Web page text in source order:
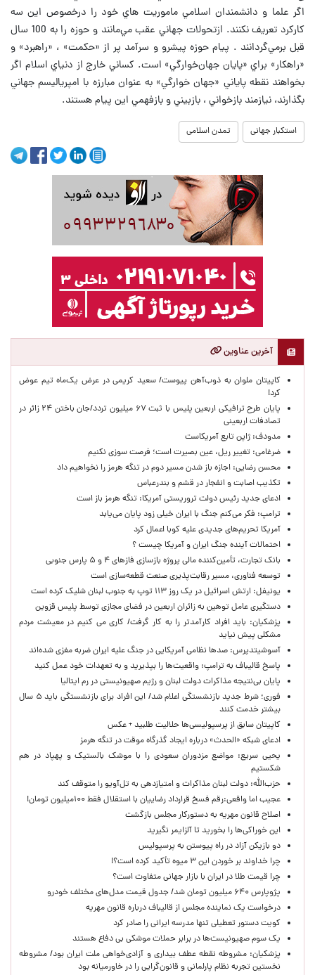
اگر علما و دانشمندان اسلامي ماموريت هاي خود را درخصوص اين سه
كاركرد تعريف نكنند. ازتحولات جهاني عقب مي‌مانند و حوزه را به 100 سال
قبل برمي‌گردانند . پيام حوزه پيشرو و سرآمد پر از «حكمت» ، «راهبرد» و
«راهكار» براي «پايان جهان‌خوارگي» است. كساني خارج از دنياي اسلام اگر
بخواهند نقطه پاياني «جهان خوارگي» به عنوان مبارزه با امپرياليسم جهاني
بگذارند، نيازمند بازخواني ، بازبيني و بازفهمي این پیام هستند.
استکبار جهانی تمدن اسلامی
آخرین عناوین
کاپیتان ملوان به ذوب‌آهن پیوست/ سعید کریمی در عرض یک‌ماه تیم عوض
کرد!
پایان طرح ترافیکی اربعین پلیس با ثبت ۶۷ میلیون تردد/جان باختن ۲۴ زائر در
تصادفات اربعینی
مدودف: ژاپن تابع آمریکاست
ضرغامی: تغییر ریل، عین بصیرت است؛ فرصت سوزی نکنیم
محسن رضایی: اجازه باز شدن مسیر دوم در تنگه هرمز را نخواهیم داد
تکذیب اصابت و انفجار در قشم و بندرعباس
ادعای جدید رئیس دولت تروریستی آمریکا: تنگه هرمز باز است
ترامپ: فکر می‌کنم جنگ با ایران خیلی زود پایان می‌یابد
آمریکا تحریم‌های جدیدی علیه کوبا اعمال کرد
احتمالات آینده جنگ ایران و آمریکا چیست ؟
بانک تجارت، تأمین‌کننده مالی پروژه بازسازی فازهای ۴ و ۵ پارس جنوبی
توسعه فناوری، مسیر رقابت‌پذیری صنعت قطعه‌سازی است
یونیفل: ارتش اسرائیل در یک روز ۱۱۳ توپ به جنوب لبنان شلیک کرده است
دستگیری عامل توهین به زائران اربعین در فضای مجازی توسط پلیس قزوین
پزشکیان: باید افراد کارآمدتر را به کار گرفت/ کاری می کنیم در معیشت مردم
مشکلی پیش نیاید
آسوشیتدپرس: صدها نظامی آمریکایی در جنگ علیه ایران ضربه مغزی شده‌اند
پاسخ قالیباف به ترامپ: واقعیت‌ها را بپذیرید و به تعهدات خود عمل کنید
پایان بی‌نتیجه مذاکرات دولت لبنان و رژیم صهیونیستی در رم ایتالیا
فوری؛ شرط جدید بازنشستگی اعلام شد/ این افراد برای بازنشستگی باید ۵ سال
بیشتر خدمت کنند
کاپیتان سابق از پرسپولیسی‌ها حلالیت طلبید + عکس
ادعای شبکه «الحدث» درباره ایجاد گذرگاه موقت در تنگه هرمز
یحیی سریع: مواضع مزدوران سعودی را با موشک بالستیک و پهپاد در هم
شکستیم
حزب‌الله: دولت لبنان مذاکرات و امتیازدهی به تل‌آویو را متوقف کند
عجیب اما واقعی:رقم فسخ قرارداد رضاییان با استقلال فقط ۱۰۰میلیون تومان!
اصلاح قانون مهریه به دستورکار مجلس بازگشت
این خوراکی‌ها را بخورید تا آلزایمر نگیرید
دو بازیکن آزاد در راه پیوستن به پرسپولیس
چرا خداوند بر خوردن این ۳ میوه تأکید کرده است؟!
چرا قیمت طلا در ایران با بازار جهانی متفاوت است؟
پژوپارس ۶۴۰ میلیون تومان شد/ جدول قیمت مدل‌های مختلف خودرو
درخواست یک نماینده مجلس از قالیباف درباره قانون مهریه
کویت دستور تعطیلی تنها مدرسه ایرانی را صادر کرد
یک‌ سوم صهیونیست‌ها در برابر حملات موشکی بی دفاع هستند
پزشکیان: مشروطه نقطه عطف بیداری و آزادی‌خواهی ملت ایران بود/ مشروطه
نخستین تجربه نظام پارلمانی و قانون‌گرایی را در خاورمیانه بود